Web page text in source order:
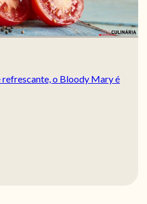
refrescante, o Bloody Mary é